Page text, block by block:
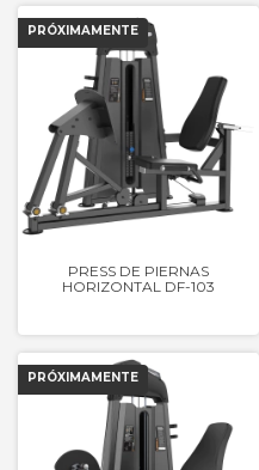
PRESS DE PIERNAS
HORIZONTAL DF-103